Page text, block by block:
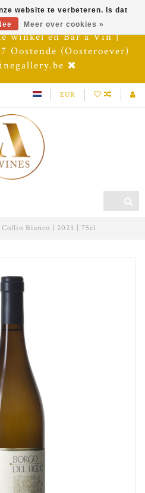
winkel en Bar à Vin |
Oostende (Oosteroever)
EUR
Bianco | 2023 | 75cl
website te verbeteren. Is dat
Meer over cookies »